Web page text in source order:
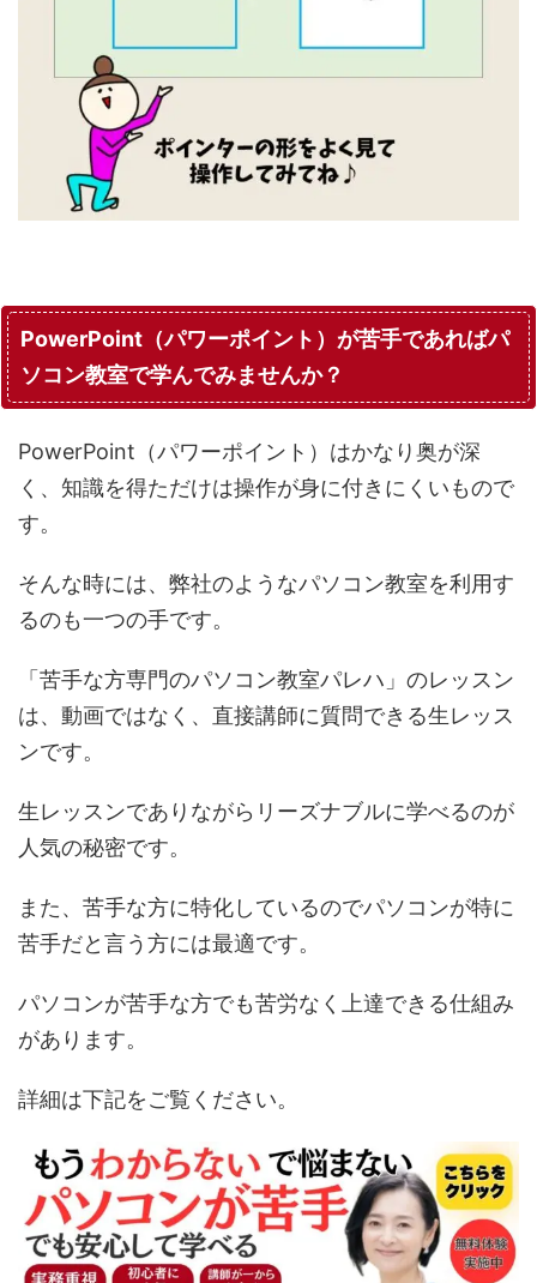
PowerPoint（パワーポイント）が苦手であればパ
ソコン教室で学んでみませんか？
PowerPoint（パワーポイント）はかなり奥が深
く、知識を得ただけは操作が身に付きにくいもので
す。
そんな時には、弊社のようなパソコン教室を利用す
るのも一つの手です。
「苦手な方専門のパソコン教室パレハ」のレッスン
は、動画ではなく、直接講師に質問できる生レッス
ンです。
生レッスンでありながらリーズナブルに学べるのが
人気の秘密です。
また、苦手な方に特化しているのでパソコンが特に
苦手だと言う方には最適です。
パソコンが苦手な方でも苦労なく上達できる仕組み
があります。
詳細は下記をご覧ください。